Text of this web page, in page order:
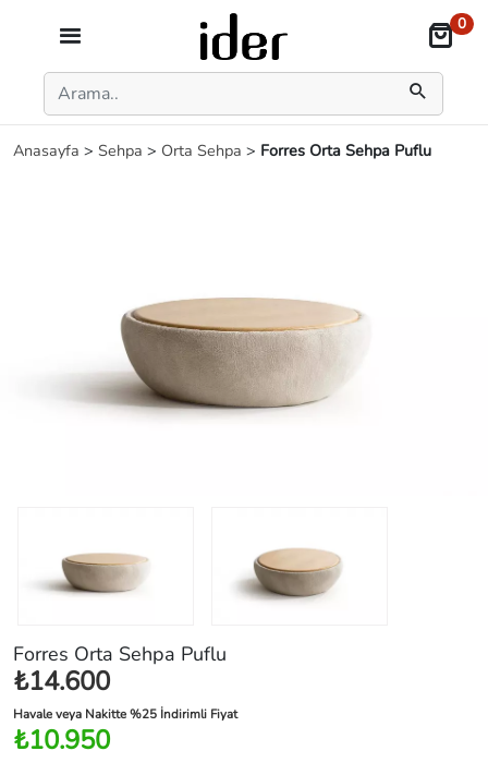
0
Anasayfa > Sehpa > Orta Sehpa > Forres Orta Sehpa Puflu
Forres Orta Sehpa Puflu
₺14.600
Havale veya Nakitte %25 İndirimli Fiyat
₺10.950